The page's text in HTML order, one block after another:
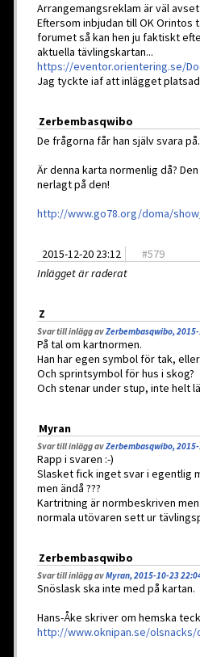
Arrangemangsreklam är väl
Eftersom inbjudan till OK Orintos
forumet så kan hen ju faktiskt
aktuella tävlingskartan...
https://eventor.orientering.se/
Jag tyckte iaf att inlägget
Zerbembasqwibo
De frågorna får han själv svara på.
Är denna karta normenlig då?
nerlagt på den!
http://www.go78.org/doma/
2015-12-20 23:12 #579
Inlägget är raderat
Z
Svar till inlägg avZerbembasqwibo,
På tal om kartnormen.
Han har egen symbol för tak,
Och sprintsymbol för hus i skog?
Och stenar under stup, inte helt
Myran
Svar till inlägg avZerbembasqwibo,
Rapp i svaren :-)
Slasket fick inget svar i egentlig
men ändå ???
Kartritning är normbeskriven
normala utövaren sett ur
Zerbembasqwibo
Svar till inlägg avMyran, 2015-10-23
Snöslask ska inte med på kartan.
Hans-Åke skriver om hemska
http://www.oknipan.se/olsnacks/